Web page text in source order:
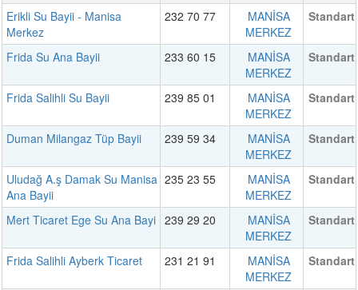
Erikli Su Bayii - Manisa
Merkez
232 70 77
MANİSA
MERKEZ
Standart
Frida Su Ana Bayii 233 60 15
MANİSA
MERKEZ
Standart
Frida Salihli Su Bayii 239 85 01
MANİSA
MERKEZ
Standart
Duman Milangaz Tüp Bayii 239 59 34
MANİSA
MERKEZ
Standart
Uludağ A.ş Damak Su Manisa
Ana Bayii
235 23 55
MANİSA
MERKEZ
Standart
Mert Ticaret Ege Su Ana Bayi 239 29 20
MANİSA
MERKEZ
Standart
Frida Salihli Ayberk Ticaret 231 21 91
MANİSA
MERKEZ
Standart